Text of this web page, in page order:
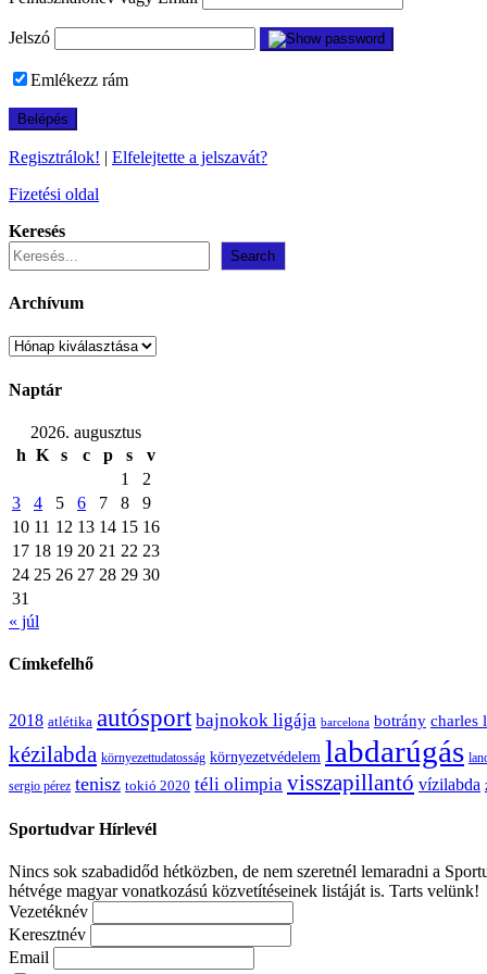
Jelszó
Emlékezz rám
Regisztrálok! | Elfelejtette a jelszavát?
Fizetési oldal
Keresés
Search
Archívum
Archívum
Naptár
2026. augusztus
h K s c p s
v
1
2
3
4 5 6 7 8
9
10 11 12 13 14 15 16
17 18 19 20 21 22 23
24 25 26 27 28 29 30
31
« júl
Címkefelhő
2018 atlétika autósport bajnokok ligája barcelona botrány charles
kézilabda környezettudatosság környezetvédelem labdarúgás
sergio pérez tenisz tokió 2020 téli olimpia visszapillantó vízilabda
Sportudvar Hírlevél
Nincs sok szabadidőd hétközben, de nem szeretnél lemaradni a
hétvége magyar vonatkozású közvetítéseinek listáját is. Tarts velünk!
Vezetéknév
Keresztnév
Email